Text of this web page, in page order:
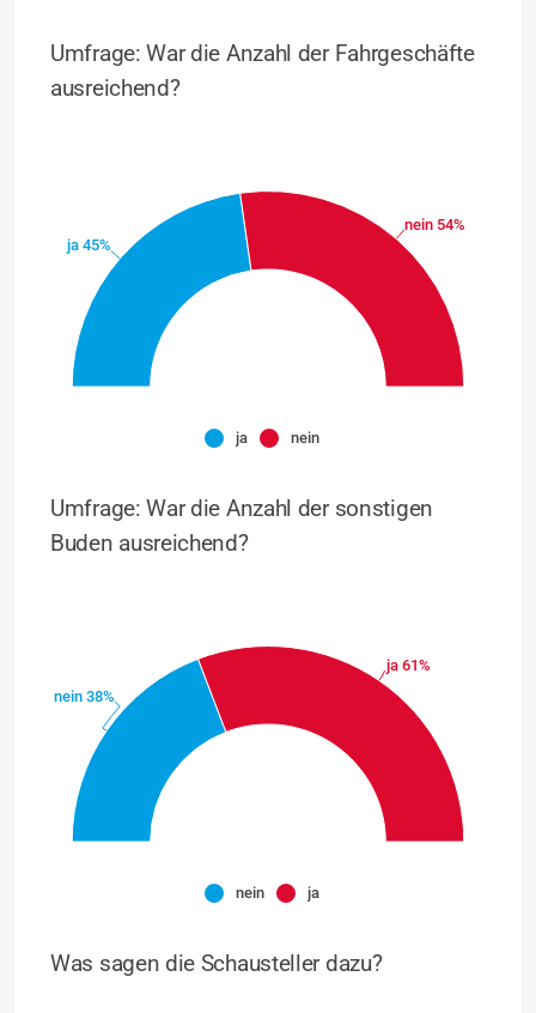
Umfrage: War die Anzahl der Fahrgeschäfte
ausreichend?
ja 45%
nein 54%
ja nein
Umfrage: War die Anzahl der sonstigen
Buden ausreichend?
nein 38%
ja 61%
nein ja
Was sagen die Schausteller dazu?